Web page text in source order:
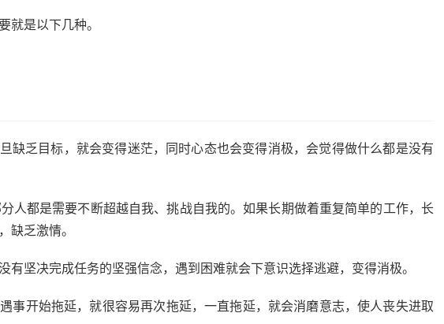
就是以下几种。
缺乏目标，就会变得迷茫，同时心态也会变得消极，会觉得做什么都是没有
人都是需要不断超越自我、挑战自我的。如果长期做着重复简单的工作，长
缺乏激情。
有坚决完成任务的坚强信念，遇到困难就会下意识选择逃避，变得消极。
事开始拖延，就很容易再次拖延，一直拖延，就会消磨意志，使人丧失进取